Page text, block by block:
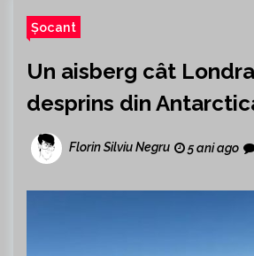
Șocant
Un aisberg cât
desprins din
Florin Silviu Negru 5 ani ago